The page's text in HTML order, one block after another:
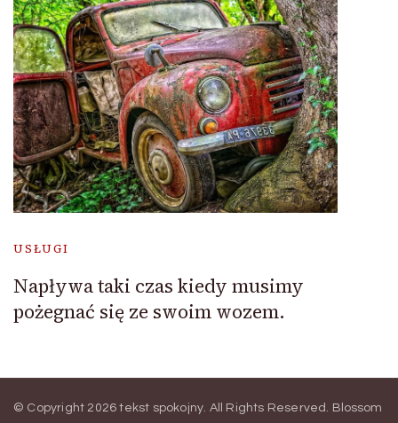
USŁUGI
Napływa taki czas kiedy musimy
pożegnać się ze swoim wozem.
© Copyright 2026tekst spokojny . All Rights Reserved. Blossom